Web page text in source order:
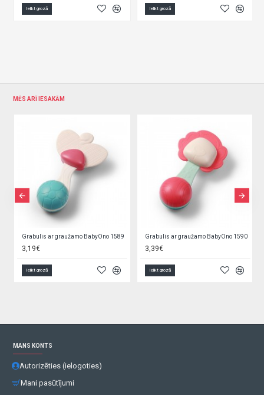
Ielikt grozā Ielikt grozā
MĒS ARĪ IESAKĀM
Grabulis ar graužamo BabyOno 1589
3,19€
Ielikt grozā
Grabulis ar graužamo BabyOno 1590
3,39€
Ielikt grozā
MANS KONTS
Autorizēties (ielogoties)
Mani pasūtījumi